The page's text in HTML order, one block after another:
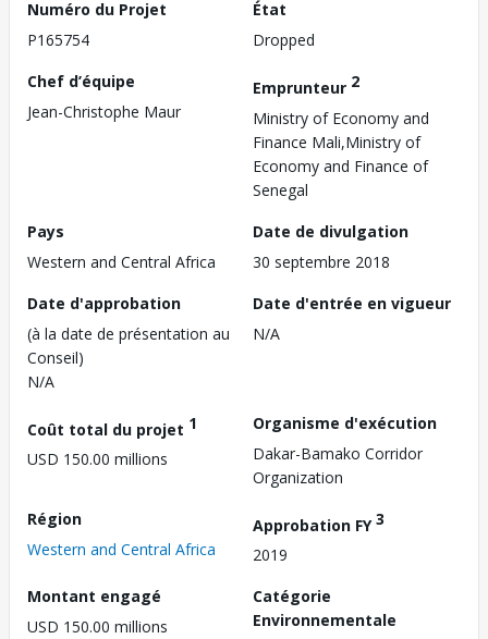
Numéro du Projet
P165754
État
Dropped
Chef d’équipe
Jean-Christophe Maur
Emprunteur 2
Ministry of Economy and
Finance Mali,Ministry of
Economy and Finance of
Senegal
Pays
Western and Central Africa
Date de divulgation
30 septembre 2018
Date d'approbation
(à la date de présentation au
Conseil)
N/A
Date d'entrée en vigueur
N/A
Coût total du projet 1
USD 150.00 millions
Organisme d'exécution
Dakar-Bamako Corridor
Organization
Région
Western and Central Africa
Approbation FY3
2019
Montant engagé
USD 150.00 millions
Catégorie
Environnementale